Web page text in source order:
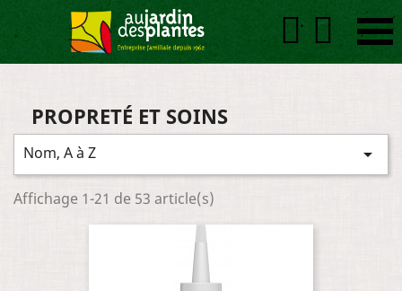
PROPRETÉ ET SOINS
Nom, A à Z 
Affichage 1-21 de 53 article(s)
 